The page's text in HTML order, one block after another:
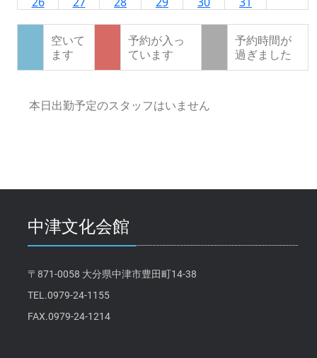
空いて
ます
予約が入っ
ています
予約時間が
過ぎました
本日出勤予定のスタッフはいません
中津文化会館
〒871-0058 大分県中津市豊田町14-38
TEL.0979-24-1155
FAX.0979-24-1214